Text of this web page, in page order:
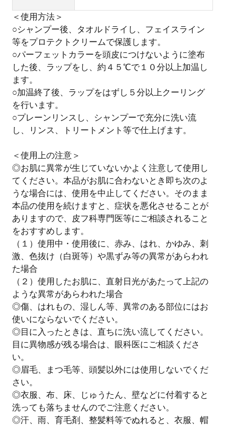
＜使用方法＞
○シャンプー後、タオルドライし、フェイスライン
等をプロテクトクリームで保護します。
○パーフェットカラーを頭皮につけないように塗布
した後、ラップをし、約４５℃で１０分以上加温し
ます。
○加温終了後、ラップをはずし５分以上クーリング
を行います。
○プレーンリンスし、シャンプーで充分に洗い流
し、リンス、トリートメント等で仕上げます。
＜使用上の注意＞
◎お肌に異常が生じていないかよく注意して使用し
てください。本品がお肌に合わないとき即ち次のよ
うな場合には、使用を中止してください。そのまま
本品の使用を続けますと、症状を悪化させることが
ありますので、皮フ科専門医等にご相談されること
をおすすめします。
（１）使用中・使用後に、赤み、はれ、かゆみ、刺
激、色抜け（白斑等）や黒ずみ等の異常があらわれ
た場合
（２）使用したお肌に、直射日光があたって上記の
ような異常があらわれた場合
◎傷、はれもの、湿しん等、異常のある部位にはお
使いにならないでください。
◎目に入ったときは、直ちに洗い流してください。
目に異物感が残る場合は、眼科医にご相談くださ
い。
◎眉毛、まつ毛等、頭髪以外には使用しないでくだ
さい。
◎衣服、布、床、じゅうたん、壁などに付着すると
洗っても落ちませんのでご注意ください。
◎汗、雨、育毛剤、整髪料等でぬれると、衣服、帽